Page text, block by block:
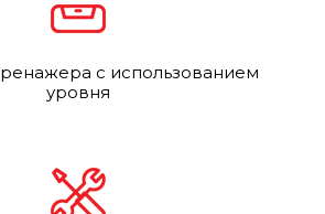
с использованием
уровня